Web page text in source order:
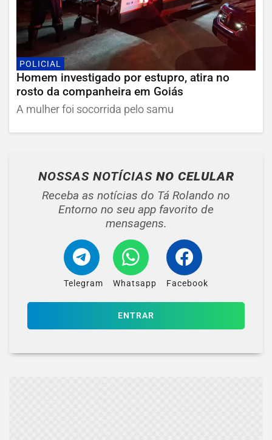
POLICIAL
Homem investigado por estupro, atira no
rosto da companheira em Goiás
A mulher foi socorrida pelo samu
NOSSAS NOTÍCIAS NO CELULAR
Receba as notícias do Tá Rolando no
Entorno no seu app favorito de
mensagens.
Telegram Whatsapp Facebook
ENTRAR